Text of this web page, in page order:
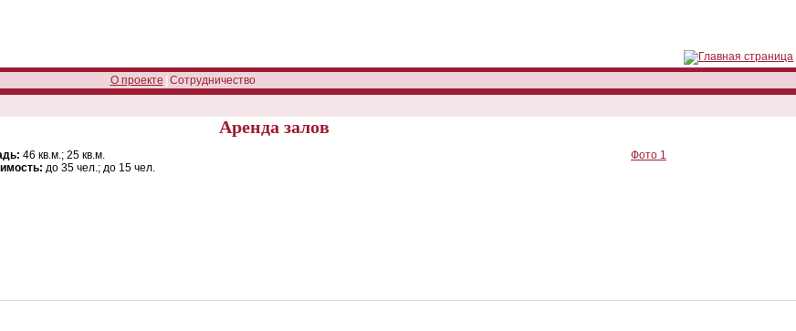
О проекте Сотрудничество
Аренда залов
46 кв.м.; 25 кв.м.
до 35 чел.; до 15 чел.
Фото 1